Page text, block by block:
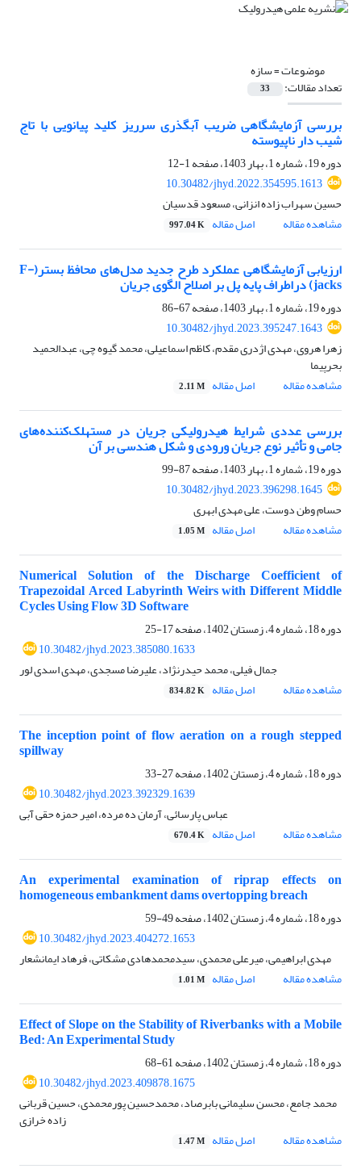
موضوعات =سازه
تعداد مقالات: 33
بررسی آزمایشگاهی ضریب آبگذری سرریز کلید پیانویی با تاج
شیب دار ناپیوسته
دوره 19، شماره 1، بهار 1403، صفحه
1-12
10.30482/jhyd.2022.354595.1613
حسین سهراب زاده انزانی، مسعود قدسیان
مشاهده مقاله
اصل مقاله 997.04 K
ارزیابی آزمایشگاهی عملکرد طرح جدید مدل‌های محافظ بستر(F-
jacks) دراطراف پایه پل بر اصلاح الگوی جریان
دوره 19، شماره 1، بهار 1403، صفحه
67-86
10.30482/jhyd.2023.395247.1643
زهرا هروی، مهدی اژدری مقدم، کاظم اسماعیلی، محمد گیوه چی، عبدالحمید
بحرپیما
مشاهده مقاله
اصل مقاله 2.11 M
بررسی عددی شرایط هیدرولیکی جریان در مستهلک‌کننده‌های
جامی و تأثیر نوع جریان ورودی و شکل هندسی بر آن
دوره 19، شماره 1، بهار 1403، صفحه
87-99
10.30482/jhyd.2023.396298.1645
حسام وطن دوست، علی مهدی ابهری
مشاهده مقاله
اصل مقاله 1.05 M
Numerical Solution of the Discharge Coefficient of
Trapezoidal Arced Labyrinth Weirs with Different Middle
Cycles Using Flow 3D Software
دوره 18، شماره 4، زمستان 1402، صفحه
17-25
10.30482/jhyd.2023.385080.1633
جمال فیلی، محمد حیدرنژاد، علیرضا مسجدی، مهدی اسدی لور
مشاهده مقاله
اصل مقاله 834.82 K
The inception point of flow aeration on a rough stepped
spillway
دوره 18، شماره 4، زمستان 1402، صفحه
27-33
10.30482/jhyd.2023.392329.1639
عباس پارسائی، آرمان ده مرده، امیر حمزه حقی آبی
مشاهده مقاله
اصل مقاله 670.4 K
An experimental examination of riprap effects on
homogeneous embankment dams overtopping breach
دوره 18، شماره 4، زمستان 1402، صفحه
49-59
10.30482/jhyd.2023.404272.1653
مهدی ابراهیمی، میرعلی محمدی، سیدمحمدهادی مشکاتی، فرهاد ایمانشعار
مشاهده مقاله
اصل مقاله 1.01 M
Effect of Slope on the Stability of Riverbanks with a Mobile
Bed: An Experimental Study
دوره 18، شماره 4، زمستان 1402، صفحه
61-68
10.30482/jhyd.2023.409878.1675
محمد جامع، محسن سلیمانی بابرصاد، محمدحسین پورمحمدی، حسین قربانی
زاده خرازی
مشاهده مقاله
اصل مقاله 1.47 M